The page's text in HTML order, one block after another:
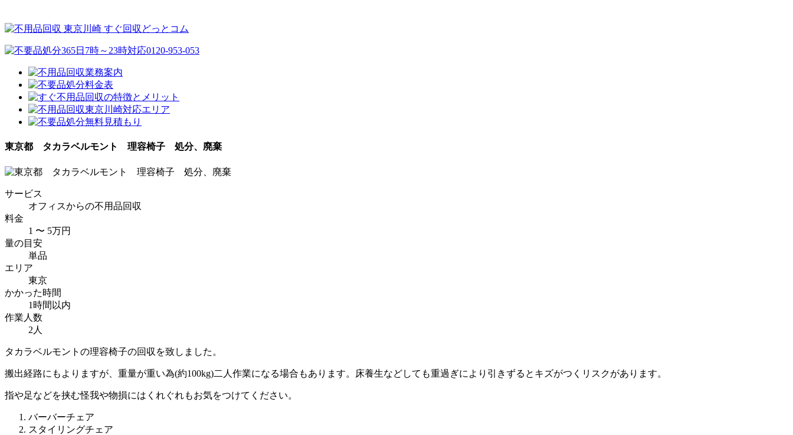
東京都 タカラベルモント 理容椅子 処分、廃棄
サービス
オフィスからの不用品回収
料金
1 〜 5万円
量の目安
単品
エリア
東京
かかった時間
1時間以内
作業人数
2人
タカラベルモントの理容椅子の回収を致しました。
搬出経路にもよりますが、重量が重い為(約100kg)二人作業になる場合もあります。床養生などしても重過ぎにより引きずるとキズがつくリスクがあります。
指や足などを挟む怪我や物損にはくれぐれもお気をつけてください。
バーバーチェア
スタイリングチェア